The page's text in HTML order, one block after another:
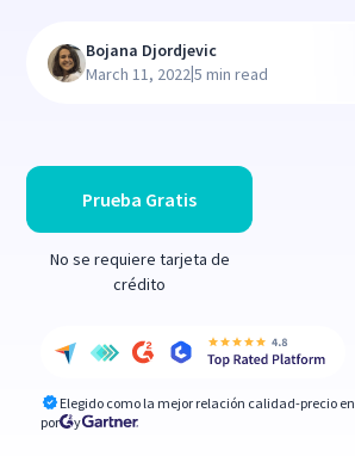
Prueba Gratis
No se requiere tarjeta de
crédito
Elegido como la mejor relación calidad-precio en
por
y
Bojana Djordjevic
March 11, 2022|5 min read